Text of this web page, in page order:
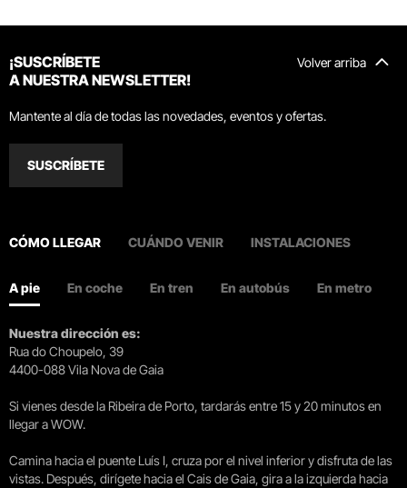
Volver arriba
¡SUSCRÍBETE
A NUESTRA NEWSLETTER!
Mantente al día de todas las novedades, eventos y ofertas.
SUSCRÍBETE
CÓMO LLEGAR CUÁNDO VENIR INSTALACIONES
A pie En coche En tren En autobús En metro
Nuestra dirección es:
Rua do Choupelo, 39
4400-088 Vila Nova de Gaia
Si vienes desde la Ribeira de Porto, tardarás entre 15 y 20 minutos en
llegar a WOW.
Camina hacia el puente Luís I, cruza por el nivel inferior y disfruta de las
vistas. Después, dirígete hacia el Cais de Gaia, gira a la izquierda hacia